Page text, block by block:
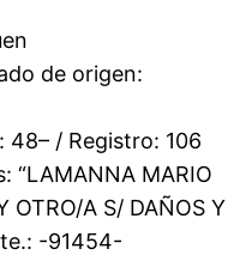
Lauquen
106
MARIO
OTRO/A S/ DAÑOS Y
-91454-